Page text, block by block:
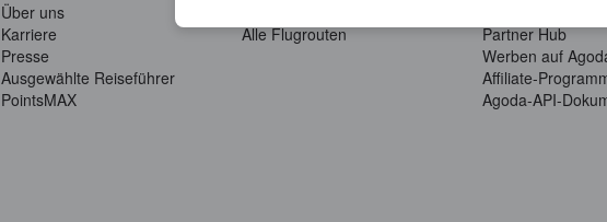
Über uns
Karriere
Presse
Ausgewählte Reiseführer
PointsMAX
Alle Flugrouten
Partner Hub
Werben auf
Affiliate-
Agoda-API-